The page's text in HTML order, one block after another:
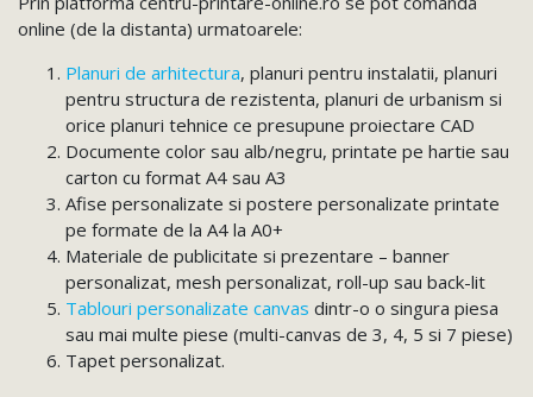
online (de la distanta) urmatoarele:
Planuri de arhitectura, planuri pentru instalatii, planuri
pentru structura de rezistenta, planuri de urbanism si
orice planuri tehnice ce presupune proiectare CAD
Documente color sau alb/negru, printate pe hartie sau
carton cu format A4 sau A3
Afise personalizate si postere personalizate printate
pe formate de la A4 la A0+
Materiale de publicitate si prezentare – banner
personalizat, mesh personalizat, roll-up sau back-lit
Tablouri personalizate canvas dintr-o o singura piesa
sau mai multe piese (multi-canvas de 3, 4, 5 si 7 piese)
Tapet personalizat.